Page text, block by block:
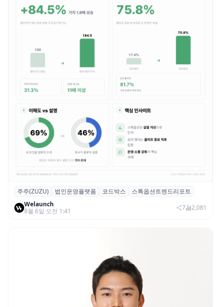
스톡옵션 취소율 2년 만에 18.2%→31.3%…
권리 발생 즉시 행사 비중도 급증
주주(ZUZU) 법인운영플랫폼 코드박스
스톡옵션트렌드리포트
Welaunch
8월 6일 오전 1:41
7 2,081